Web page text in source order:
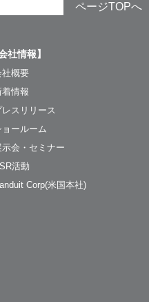
ページTOPへ
社情報】
社概要
着情報
レスリリース
ョールーム
示会・セミナー
活動
Corp(米国本社)